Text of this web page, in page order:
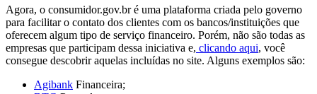
Agora, o consumidor.gov.br é uma plataforma criada pelo governo
para facilitar o contato dos clientes com os bancos/instituições que
oferecem algum tipo de serviço financeiro. Porém, não são todas as
empresas que participam dessa iniciativa e, clicando aqui, você
consegue descobrir aquelas incluídas no site. Alguns exemplos são:
Agibank Financeira;